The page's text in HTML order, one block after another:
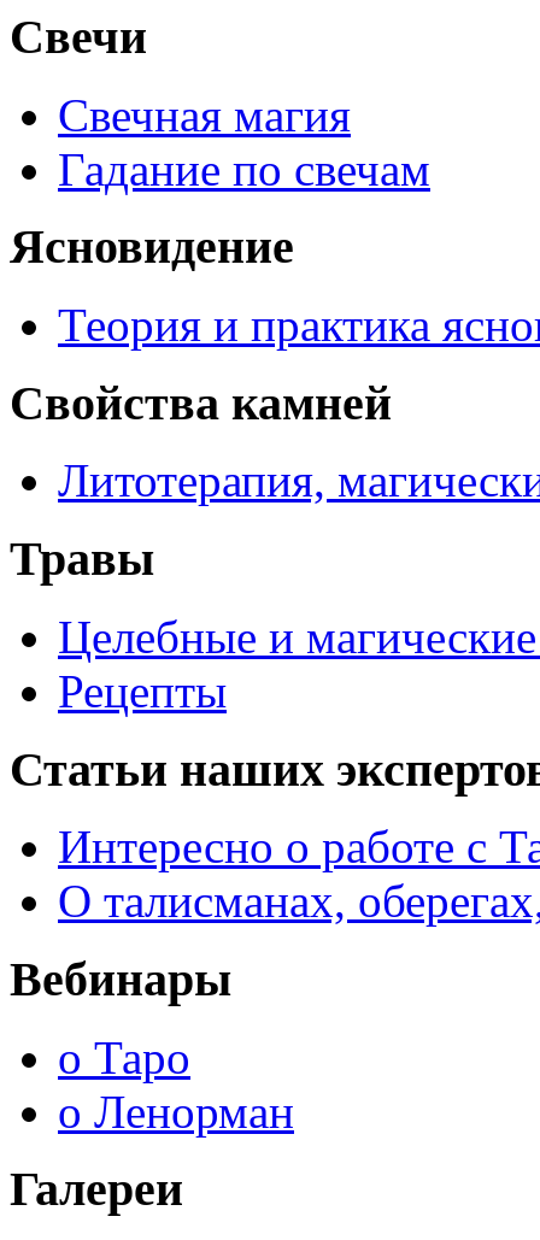
Свечи
Свечная магия
Гадание по свечам
Ясновидение
Теория и практика
Свойства камней
Литотерапия,
Травы
Целебные и магические
Рецепты
Статьи наших
Интересно о работе с
О талисманах,
Вебинары
о Таро
о Ленорман
Галереи